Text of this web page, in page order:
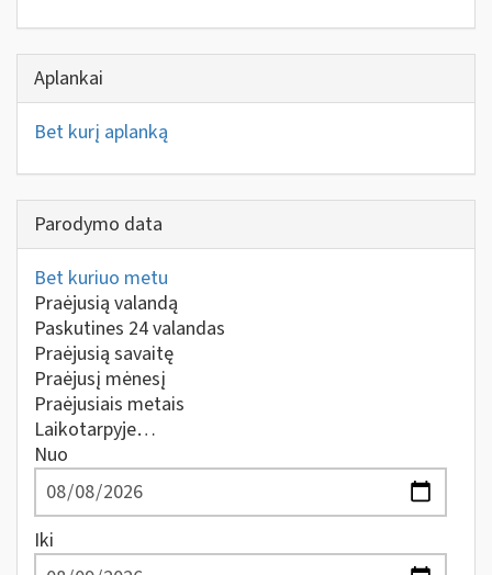
Aplankai
Bet kurį aplanką
Parodymo data
Bet kuriuo metu
Praėjusią valandą
Paskutines 24 valandas
Praėjusią savaitę
Praėjusį mėnesį
Praėjusiais metais
Laikotarpyje…
Nuo
Iki